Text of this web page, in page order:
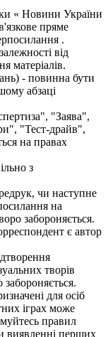
« Новини України
пряме
.
від
матеріалів.
- повинна бути
абзаці
"Заява",
"Тест-драйв",
на правах
з
чи наступне
на
забороняється.
є автор
творів
для осіб
іграх може
правил
виявленні перших